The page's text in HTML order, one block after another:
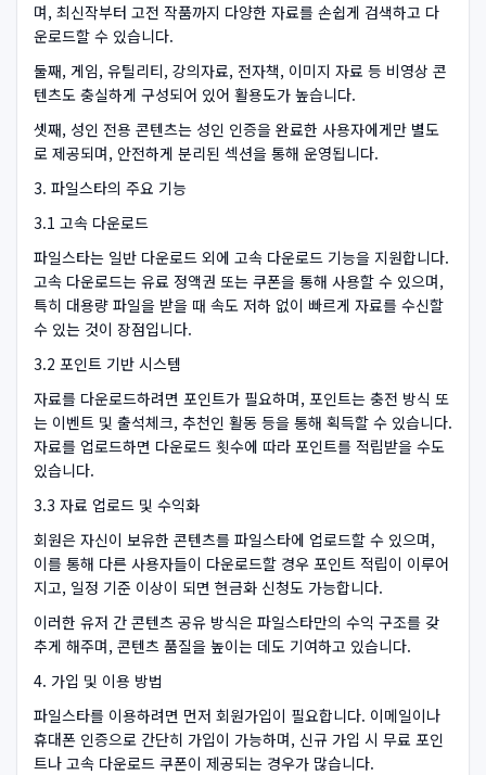
며, 최신작부터 고전 작품까지 다양한 자료를 손쉽게 검색하고 다
운로드할 수 있습니다.
둘째, 게임, 유틸리티, 강의자료, 전자책, 이미지 자료 등 비영상 콘
텐츠도 충실하게 구성되어 있어 활용도가 높습니다.
셋째, 성인 전용 콘텐츠는 성인 인증을 완료한 사용자에게만 별도
로 제공되며, 안전하게 분리된 섹션을 통해 운영됩니다.
3. 파일스타의 주요 기능
3.1 고속 다운로드
파일스타는 일반 다운로드 외에 고속 다운로드 기능을 지원합니다.
고속 다운로드는 유료 정액권 또는 쿠폰을 통해 사용할 수 있으며,
특히 대용량 파일을 받을 때 속도 저하 없이 빠르게 자료를 수신할
수 있는 것이 장점입니다.
3.2 포인트 기반 시스템
자료를 다운로드하려면 포인트가 필요하며, 포인트는 충전 방식 또
는 이벤트 및 출석체크, 추천인 활동 등을 통해 획득할 수 있습니다.
자료를 업로드하면 다운로드 횟수에 따라 포인트를 적립받을 수도
있습니다.
3.3 자료 업로드 및 수익화
회원은 자신이 보유한 콘텐츠를 파일스타에 업로드할 수 있으며,
이를 통해 다른 사용자들이 다운로드할 경우 포인트 적립이 이루어
지고, 일정 기준 이상이 되면 현금화 신청도 가능합니다.
이러한 유저 간 콘텐츠 공유 방식은 파일스타만의 수익 구조를 갖
추게 해주며, 콘텐츠 품질을 높이는 데도 기여하고 있습니다.
4. 가입 및 이용 방법
파일스타를 이용하려면 먼저 회원가입이 필요합니다. 이메일이나
휴대폰 인증으로 간단히 가입이 가능하며, 신규 가입 시 무료 포인
트나 고속 다운로드 쿠폰이 제공되는 경우가 많습니다.